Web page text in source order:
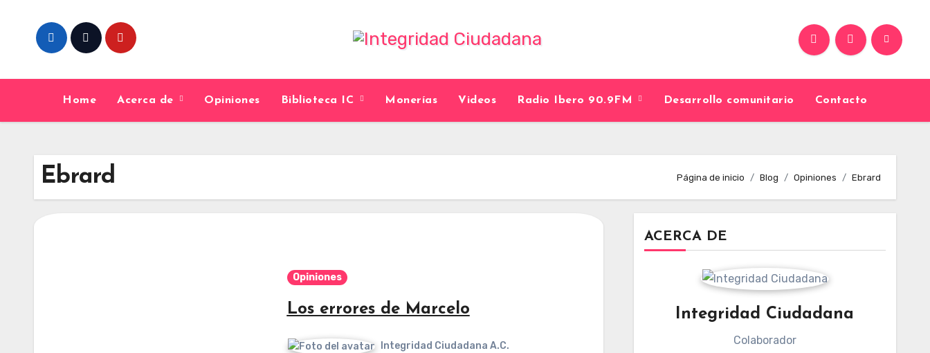
content
Home Acerca de Opiniones Biblioteca IC Monerías Videos Radio Ibero 90.9FM Desarrollo comunitario Contacto
Ebrard Página de inicio Blog Opiniones Ebrard
Opiniones
Los errores de Marcelo
Integridad Ciudadana A.C.
ACERCA DE
Integridad Ciudadana
Colaborador